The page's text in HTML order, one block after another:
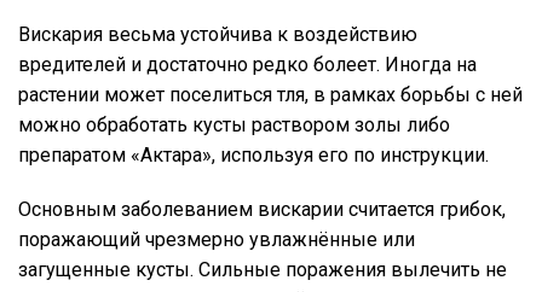
Вискария весьма устойчива к воздействию
вредителей и достаточно редко болеет. Иногда на
растении может поселиться тля, в рамках борьбы с ней
можно обработать кусты раствором золы либо
препаратом «Актара», используя его по инструкции.
Основным заболеванием вискарии считается грибок,
поражающий чрезмерно увлажнённые или
загущенные кусты. Сильные поражения вылечить не